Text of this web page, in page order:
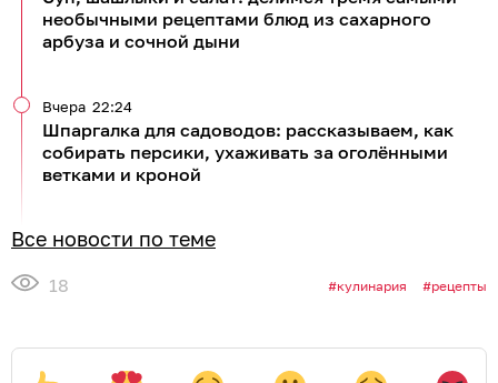
необычными рецептами блюд из сахарного
арбуза и сочной дыни
Шпаргалка для садоводов: рассказываем, как
собирать персики, ухаживать за оголёнными
ветками и кроной
Вчера 22:24
Все новости по теме
18 кулинария рецепты